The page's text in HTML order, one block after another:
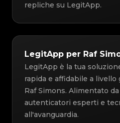
repliche su LegitApp.
LegitApp per Raf
LegitApp è la tua
rapida e affidabile a
Raf Simons. Alimentato
autenticatori esperti e
all'avanguardia.